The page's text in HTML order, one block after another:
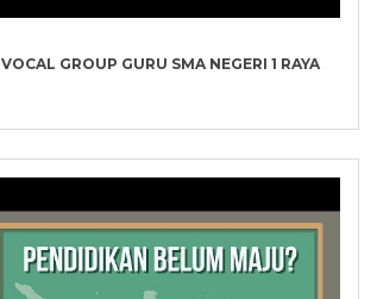
VOCAL GROUP GURU SMA NEGERI 1 RAYA